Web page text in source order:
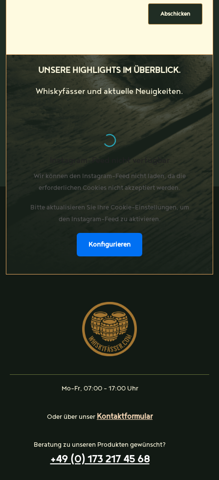
Abschicken
UNSERE HIGHLIGHTS IM ÜBERBLICK.
Whiskyfässer und aktuelle Neuigkeiten.
Instagram-Feed nicht verfügbar
Wir können den Instagram-Feed nicht laden, da die
erforderlichen Cookies nicht akzeptiert werden.
Bitte aktualisieren Sie Ihre Cookie-Einstellungen, um
den Instagram-Feed zu aktivieren.
Konfigurieren
Mo-Fr, 07:00 - 17:00 Uhr
Oder über unser Kontaktformular
Beratung zu unseren Produkten gewünscht?
+49 (0) 173 217 45 68